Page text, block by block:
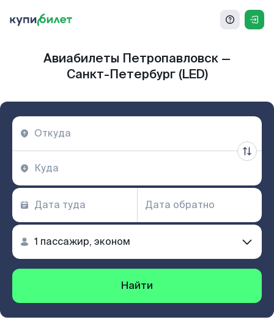
Авиабилеты Петропавловск —
Санкт-Петербург (LED)
Найти